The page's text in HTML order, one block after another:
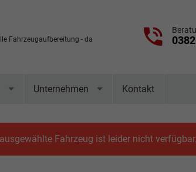
Fahrzeugaufbereitung - da
Unternehmen Kontakt
Fahrzeug ist leider nicht verfügbar.